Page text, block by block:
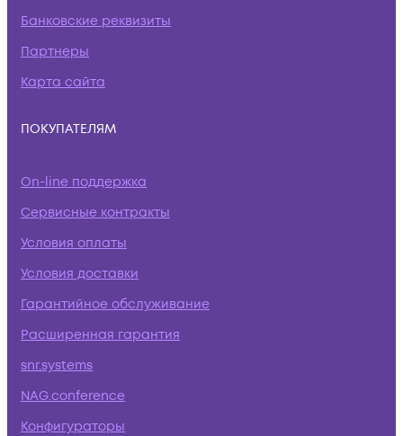
Банковские реквизиты
Партнеры
Карта сайта
ПОКУПАТЕЛЯМ
On-line поддержка
Сервисные контракты
Условия оплаты
Условия доставки
Гарантийное обслуживание
Расширенная гарантия
snr.systems
NAG.conference
Конфигураторы